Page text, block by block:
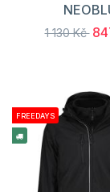
1 130 Kč
FREEDAYS